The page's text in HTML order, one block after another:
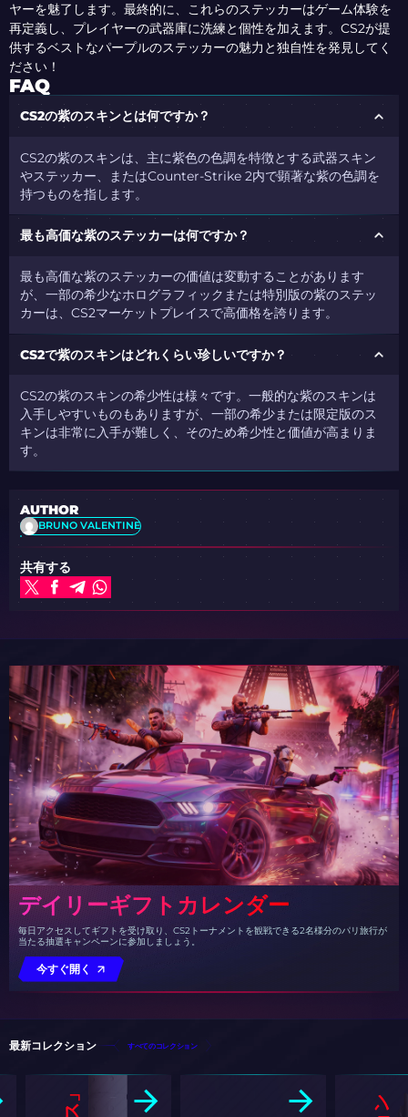
ヤーを魅了します。最終的に、これらのステッカーはゲーム体験を
再定義し、プレイヤーの武器庫に洗練と個性を加えます。CS2が提
供するベストなパープルのステッカーの魅力と独自性を発見してく
ださい！
FAQ
CS2の紫のスキンとは何ですか？
CS2の紫のスキンは、主に紫色の色調を特徴とする武器スキン
やステッカー、またはCounter-Strike 2内で顕著な紫の色調を
持つものを指します。
最も高価な紫のステッカーは何ですか？
最も高価な紫のステッカーの価値は変動することがあります
が、一部の希少なホログラフィックまたは特別版の紫のステッ
カーは、CS2マーケットプレイスで高価格を誇ります。
CS2で紫のスキンはどれくらい珍しいですか？
CS2の紫のスキンの希少性は様々です。一般的な紫のスキンは
入手しやすいものもありますが、一部の希少または限定版のス
キンは非常に入手が難しく、そのため希少性と価値が高まりま
す。
AUTHOR
BRUNO VALENTINE
共有する
デイリーギフトカレンダー
毎日アクセスしてギフトを受け取り、CS2トーナメントを観戦できる2名様分のパリ旅行が
当たる抽選キャンペーンに参加しましょう。
今すぐ開く
最新コレクション すべてのコレクション
「